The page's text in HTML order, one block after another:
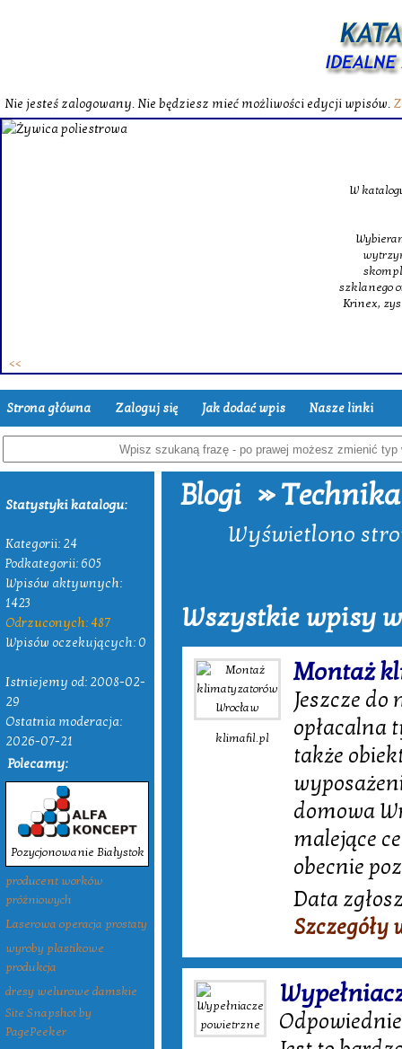
Nie jesteś zalogowany. Nie będziesz mieć możliwości edycji wpisów.
W
szklanego
Krinex,
Strona główna Zaloguj się Jak dodać wpis Nasze linki
Statystyki katalogu:
Kategorii: 24
Podkategorii: 605
Wpisów aktywnych:
1423
Odrzuconych: 487
Wpisów oczekujących: 0
Istniejemy od: 2008-02-
29
Ostatnia moderacja:
2026-07-21
Polecamy:
Pozycjonowanie Białystok
producent worków
próżniowych
Laserowa operacja prostaty
wyroby plastikowe
produkcja
dresy welurowe damskie
Site Snapshot by
PagePeeker
Blogi » Technika
Wyświetlono
Wszystkie wpisy
klimafil.pl
Montaż
Jeszcze
opłacalna
także
domowa
malejące
obecnie
Data
Szczegóły